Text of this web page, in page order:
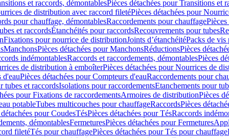
et raccords, démontablesPièces détachées pour Transitions et
de distribution avec raccord filetéPièces détachées pour
pour chauffage, démontablesRaccordements pour chauffage
et raccordsÉtanchéités pour raccordsRecouvrements pour tubes
Fixations pour nourrice de distributionJoints d’étanchéitéPacks de vis
ManchonsPièces détachées pour ManchonsRéductionsPièces
indémontablesRaccords et raccordements, démontablesPièces
de distribution à emboîterPièces détachées pour Nourrices de
d'eauPièces détachées pour Compteurs d'eauRaccordements pour
tubes et raccordsIsolations pour raccordementsEtanchements pour
pour Fixations de raccordementsArmoires de distributionPièces
potableTubes multicouches pour chauffageRaccordsPièces
pour CoudesTésPièces détachées pour TésRaccords
démontablesFermeturesPièces détachées pour Fermetures
filetéTés pour chauffagePièces détachées pour Tés pour chauffage